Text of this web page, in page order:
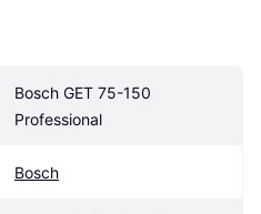
Bosch GET 75-150
Professional
Bosch